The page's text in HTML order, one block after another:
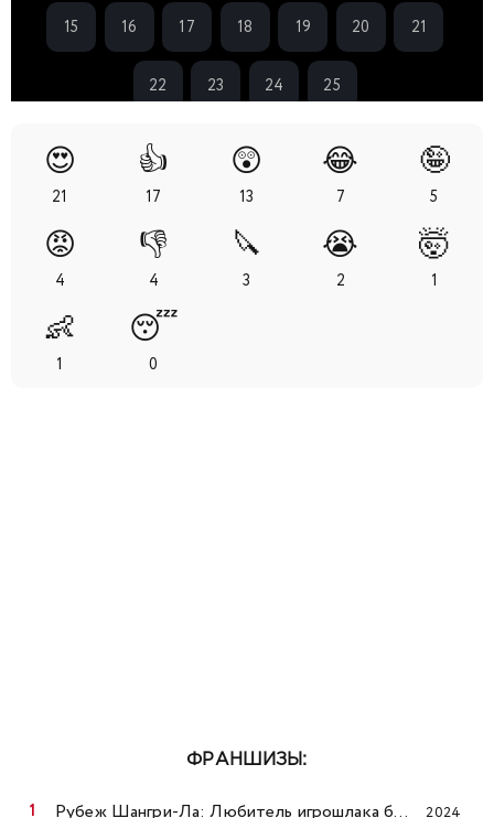
15 16 17 18 19 20 21
22 23 24 25
😍
21
👍
17
😲
13
😂
7
🤪
5
😡
4
👎
4
🔪
3
😭
2
🤯
1
👶
1
😴
0
ФРАНШИЗЫ:
Рубеж Шангри-Ла: Любитель игрошлака бросает вызов топ-игре 2 2024